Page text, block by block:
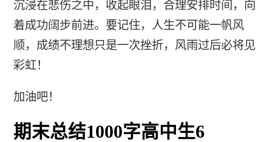
沉浸在悲伤之中，收起眼泪，合理安排时间，向
着成功阔步前进。要记住，人生不可能一帆风
顺，成绩不理想只是一次挫折，风雨过后必将见
彩虹！
加油吧！
期末总结1000字高中生6